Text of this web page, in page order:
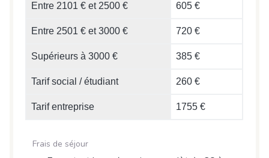
Entre 2101 € et 2500 € 605 €
Entre 2501 € et 3000 € 720 €
Supérieurs à 3000 € 385 €
Tarif social / étudiant 260 €
Tarif entreprise 1755 €
Frais de séjour